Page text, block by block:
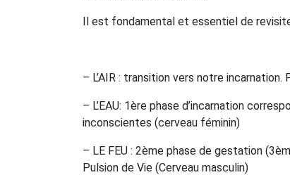
Il est fondamental et essentiel de
– L’AIR : transition vers notre incarnation.
– L’EAU: 1ère phase d’incarnation
inconscientes (cerveau féminin)
– LE FEU : 2ème phase de gestation
Pulsion de Vie (Cerveau masculin)